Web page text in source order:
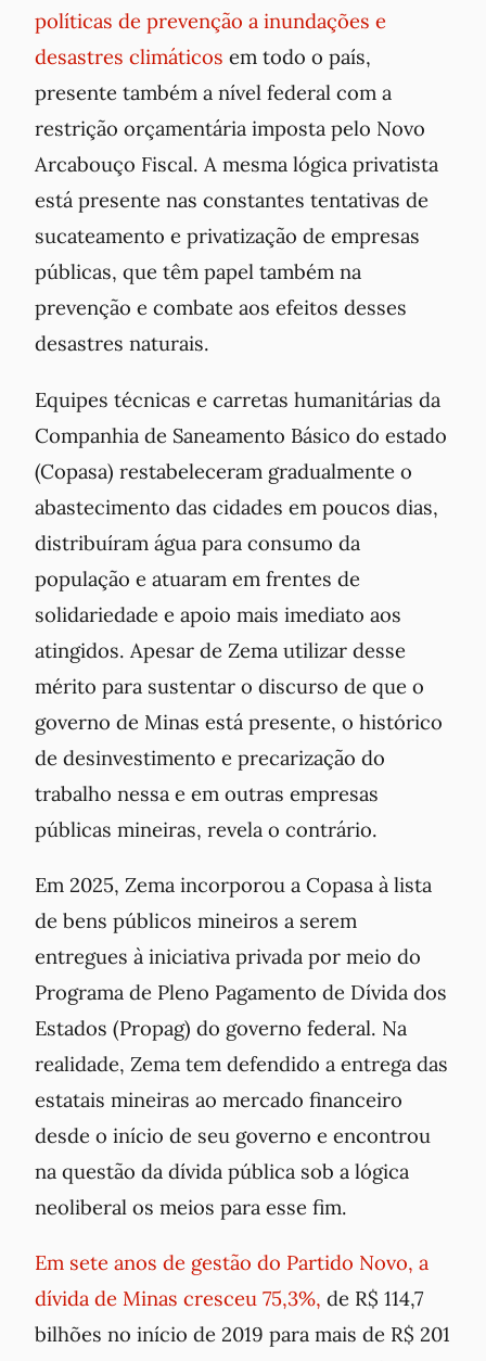
políticas de prevenção a inundações e
desastres climáticos em todo o país,
presente também a nível federal com a
restrição orçamentária imposta pelo Novo
Arcabouço Fiscal. A mesma lógica privatista
está presente nas constantes tentativas de
sucateamento e privatização de empresas
públicas, que têm papel também na
prevenção e combate aos efeitos desses
desastres naturais.
Equipes técnicas e carretas humanitárias da
Companhia de Saneamento Básico do estado
(Copasa) restabeleceram gradualmente o
abastecimento das cidades em poucos dias,
distribuíram água para consumo da
população e atuaram em frentes de
solidariedade e apoio mais imediato aos
atingidos. Apesar de Zema utilizar desse
mérito para sustentar o discurso de que o
governo de Minas está presente, o histórico
de desinvestimento e precarização do
trabalho nessa e em outras empresas
públicas mineiras, revela o contrário.
Em 2025, Zema incorporou a Copasa à lista
de bens públicos mineiros a serem
entregues à iniciativa privada por meio do
Programa de Pleno Pagamento de Dívida dos
Estados (Propag) do governo federal. Na
realidade, Zema tem defendido a entrega das
estatais mineiras ao mercado financeiro
desde o início de seu governo e encontrou
na questão da dívida pública sob a lógica
neoliberal os meios para esse fim.
Em sete anos de gestão do Partido Novo, a
dívida de Minas cresceu 75,3%, de R$ 114,7
bilhões no início de 2019 para mais de R$ 201